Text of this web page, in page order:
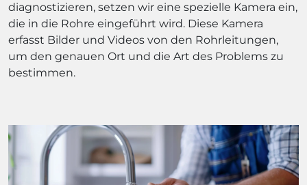
diagnostizieren, setzen wir eine spezielle Kamera ein,
die in die Rohre eingeführt wird. Diese Kamera
erfasst Bilder und Videos von den Rohrleitungen,
um den genauen Ort und die Art des Problems zu
bestimmen.